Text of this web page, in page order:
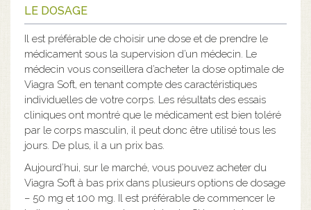
LE DOSAGE
Il est préférable de choisir une dose et de prendre le
médicament sous la supervision d’un médecin. Le
médecin vous conseillera d’acheter la dose optimale de
Viagra Soft, en tenant compte des caractéristiques
individuelles de votre corps. Les résultats des essais
cliniques ont montré que le médicament est bien toléré
par le corps masculin, il peut donc être utilisé tous les
jours. De plus, il a un prix bas.
Aujourd’hui, sur le marché, vous pouvez acheter du
Viagra Soft à bas prix dans plusieurs options de dosage
– 50 mg et 100 mg. Il est préférable de commencer le